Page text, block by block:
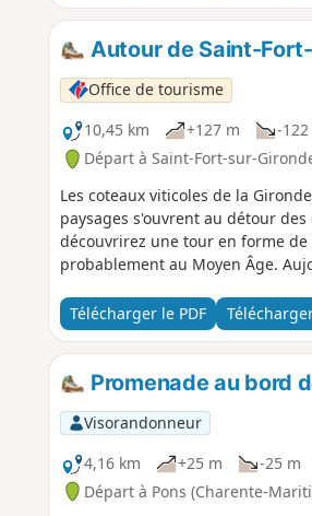
Autour de Saint-
Office de tourisme
10,45 km
+127 m -
Départ à Saint-Fort-sur-
Les coteaux viticoles de la
paysages s'ouvrent au détour
découvrirez une tour en forme
probablement au Moyen Âge.
Télécharger le PDF
Promenade au bord
Visorandonneur
4,16 km
+25 m -25 m
Départ à Pons (Charente-